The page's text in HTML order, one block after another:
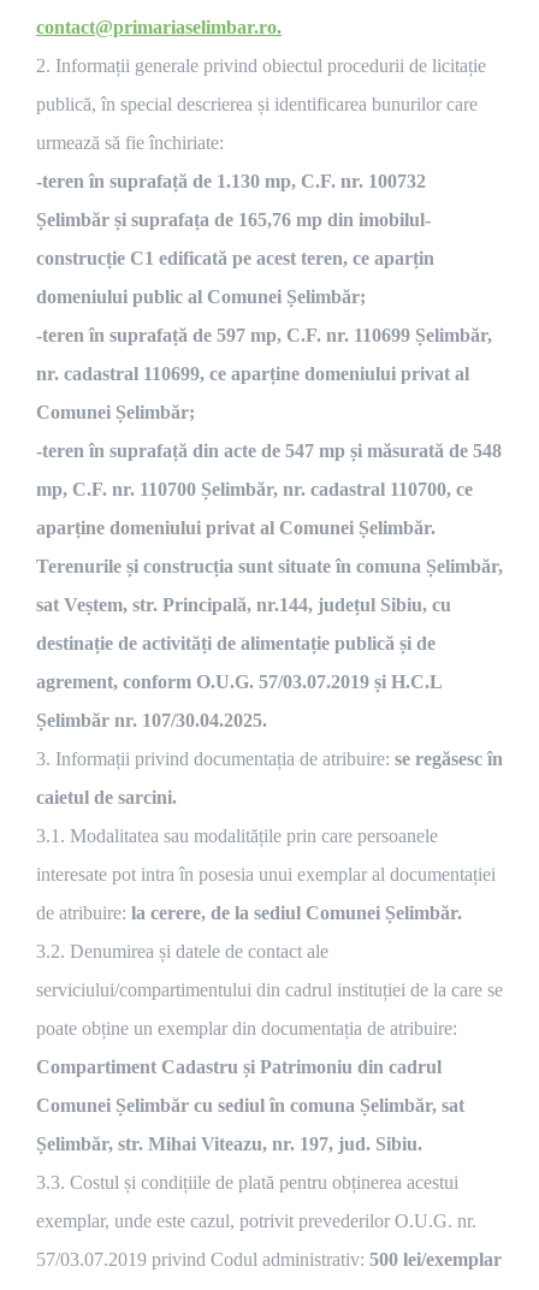
contact@primariaselimbar.ro.
2. Informații generale privind obiectul procedurii de licitație
publică, în special descrierea și identificarea bunurilor care
urmează să fie închiriate:
-teren în suprafață de 1.130 mp, C.F. nr. 100732
Șelimbăr și suprafața de 165,76 mp din imobilul-
construcție C1 edificată pe acest teren, ce aparțin
domeniului public al Comunei Șelimbăr;
-teren în suprafață de 597 mp, C.F. nr. 110699 Șelimbăr,
nr. cadastral 110699, ce aparține domeniului privat al
Comunei Șelimbăr;
-teren în suprafață din acte de 547 mp și măsurată de 548
mp, C.F. nr. 110700 Șelimbăr, nr. cadastral 110700, ce
aparține domeniului privat al Comunei Șelimbăr.
Terenurile și construcția sunt situate în comuna Șelimbăr,
sat Veștem, str. Principală, nr.144, județul Sibiu, cu
destinație de activități de alimentație publică și de
agrement, conform O.U.G. 57/03.07.2019 și H.C.L
Șelimbăr nr. 107/30.04.2025.
3. Informații privind documentația de atribuire: se regăsesc în
caietul de sarcini.
3.1. Modalitatea sau modalitățile prin care persoanele
interesate pot intra în posesia unui exemplar al documentației
de atribuire: la cerere, de la sediul Comunei Șelimbăr.
3.2. Denumirea și datele de contact ale
serviciului/compartimentului din cadrul instituției de la care se
poate obține un exemplar din documentația de atribuire:
Compartiment Cadastru și Patrimoniu din cadrul
Comunei Șelimbăr cu sediul în comuna Șelimbăr, sat
Șelimbăr, str. Mihai Viteazu, nr. 197, jud. Sibiu.
3.3. Costul și condițiile de plată pentru obținerea acestui
exemplar, unde este cazul, potrivit prevederilor O.U.G. nr.
57/03.07.2019 privind Codul administrativ: 500 lei/exemplar